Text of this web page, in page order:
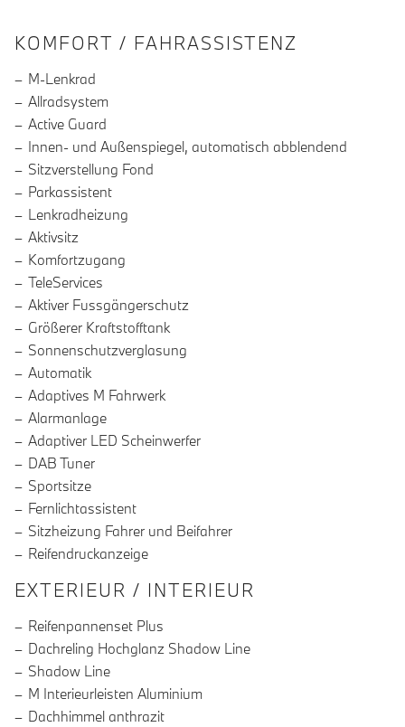
INFORMATIONEN ÜBER DIE
KOMFORT / FAHRASSISTENZ
M-Lenkrad
Allradsystem
Active Guard
Innen- und Außenspiegel, automatisch abblendend
Sitzverstellung Fond
Parkassistent
Lenkradheizung
Aktivsitz
Komfortzugang
TeleServices
Aktiver Fussgängerschutz
Größerer Kraftstofftank
Sonnenschutzverglasung
Automatik
Adaptives M Fahrwerk
Alarmanlage
Adaptiver LED Scheinwerfer
DAB Tuner
Sportsitze
Fernlichtassistent
Sitzheizung Fahrer und Beifahrer
Reifendruckanzeige
EXTERIEUR / INTERIEUR
Reifenpannenset Plus
Dachreling Hochglanz Shadow Line
Shadow Line
M Interieurleisten Aluminium
Dachhimmel anthrazit